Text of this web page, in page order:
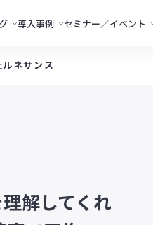
導入事例 セミナー／イベント
ネサンス
解してくれ